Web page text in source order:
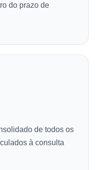
do prazo de
de todos os
à consulta